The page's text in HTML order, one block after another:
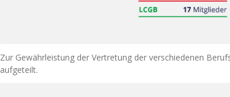
Zur Gewährleistung der Vertretung der verschiedenen
aufgeteilt.